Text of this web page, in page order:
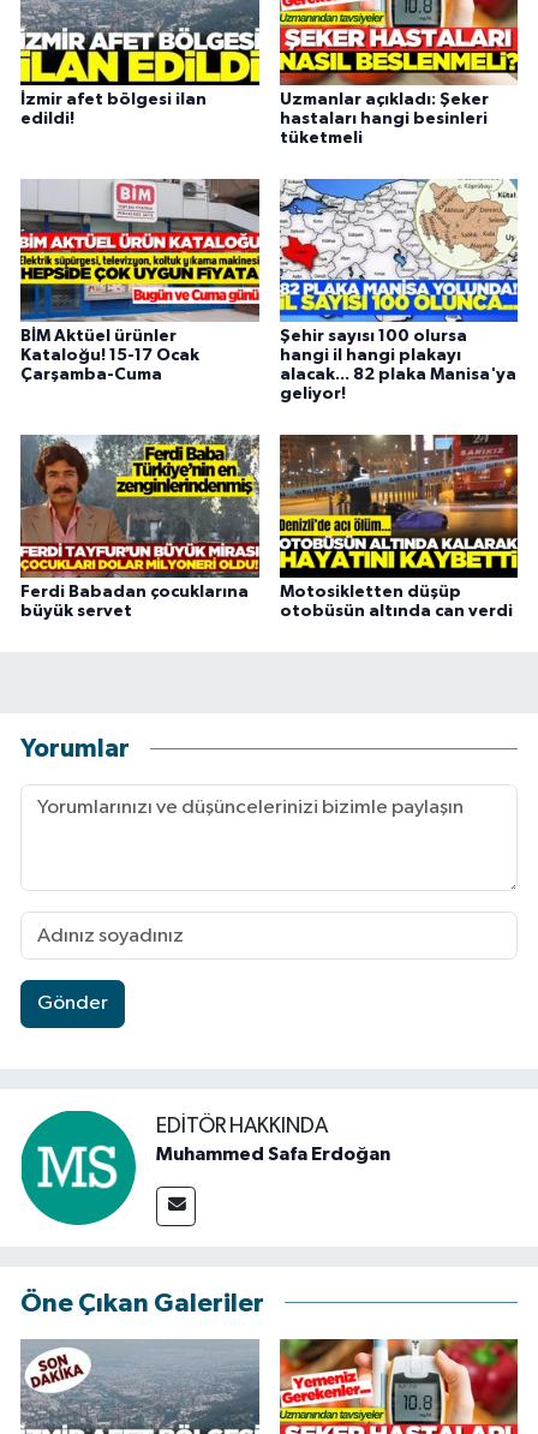
İzmir afet bölgesi ilan
edildi!
Uzmanlar açıkladı: Şeker
hastaları hangi besinleri
tüketmeli
BİM Aktüel ürünler
Kataloğu! 15-17 Ocak
Çarşamba-Cuma
Şehir sayısı 100 olursa
hangi il hangi plakayı
alacak... 82 plaka Manisa'ya
geliyor!
Ferdi Babadan çocuklarına
büyük servet
Motosikletten düşüp
otobüsün altında can verdi
Yorumlar
Gönder
EDITÖR HAKKINDA
Muhammed Safa Erdoğan
Öne Çıkan Galeriler